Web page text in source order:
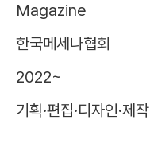
Magazine
한국메세나협회
2022~
기획·편집·디자인·제작